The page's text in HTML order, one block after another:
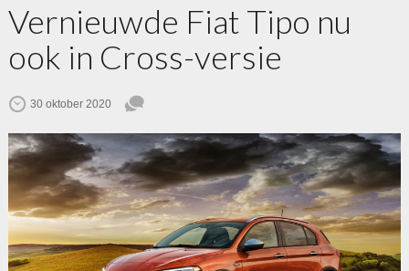
Vernieuwde Fiat Tipo nu
ook in Cross-versie
30 oktober 2020